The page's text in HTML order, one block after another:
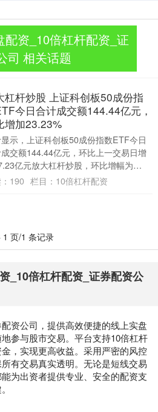
资_10倍杠杆配资_证
司 相关话题
杠杆炒股 上证科创板50成份指
今日合计成交额144.44亿元，
增加23.23%
示，上证科创板50成份指数ETF今日
交额144.44亿元，环比上一交易日增
亿元放大杠杆炒股，环比增幅为
。 具体来看，华夏上证....
190 栏目： 10倍杠杆配资
1 页/1 条记录
_10倍杠杆配资_证券配资公
资公司，提供高效便捷的线上实盘
参与股市交易。平台支持10倍杠杆
，实现更高收益。采用严密的风控
有交易真实透明。无论是短线交易
为出资者提供专业、安全的配资支